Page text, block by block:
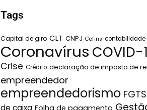
Tags
Capital de giro CLT CNPJ Cofins contabilidade
Coronavírus COVID-
Crise Crédito declaração de imposto de
empreendedor
empreendedorismo FGTS
de caixa